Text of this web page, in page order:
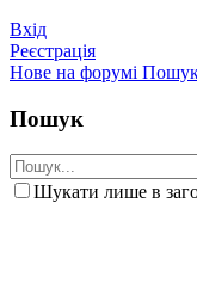
Вхід
Реєстрація
Нове на форумі
Пошук
Шукати лише в